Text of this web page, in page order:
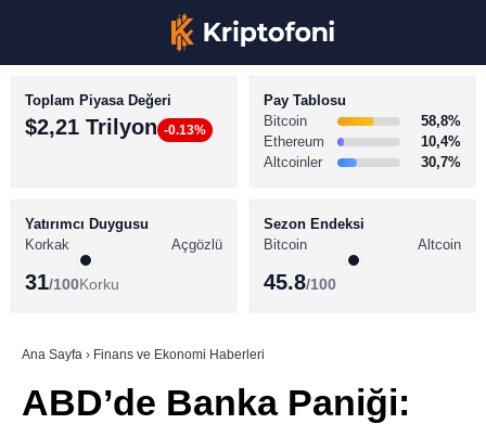
Youtube
BİTCOİN HABERLERİ
ALTCOİN HABERLERİ
SÖZLÜK
Toplam Piyasa Değeri
$2,21 Trilyon -0.13%
Pay Tablosu
Bitcoin
58,8%
Ethereum
10,4%
Altcoinler
30,7%
Yatırımcı Duygusu
Korkak
Açgözlü
31/100Korku
Sezon Endeksi
Bitcoin
Altcoin
45.8/100
Ana Sayfa › Finans ve Ekonomi Haberleri
ABD’de Banka Paniği: